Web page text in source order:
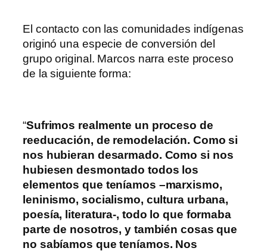
El contacto con las comunidades indígenas
originó una especie de conversión del
grupo original. Marcos narra este proceso
de la siguiente forma:
“Sufrimos realmente un proceso de
reeducación, de remodelación. Como si
nos hubieran desarmado. Como si nos
hubiesen desmontado todos los
elementos que teníamos –marxismo,
leninismo, socialismo, cultura urbana,
poesía, literatura-, todo lo que formaba
parte de nosotros, y también cosas que
no sabíamos que teníamos. Nos